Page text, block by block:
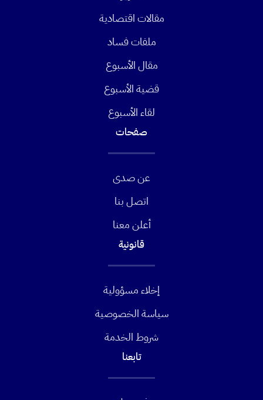
مقالات اقتصادية
ملفات فساد
مقال الأسبوع
قضية الأسبوع
لقاء الأسبوع
صفحات
عن صدى
اتصل بنا
أعلن معنا
قانونية
إخلاء مسؤولية
سياسة الخصوصية
شروط الخدمة
تابعنا